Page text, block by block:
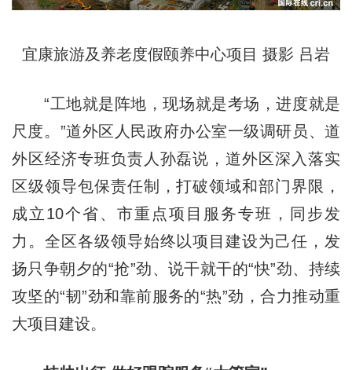
宜康旅游及养老度假颐养中心项目 摄影 吕岩
“工地就是阵地，现场就是考场，进度就是
尺度。”道外区人民政府办公室一级调研员、道
外区经济专班负责人孙磊说，道外区深入落实
区级领导包保责任制，打破领域和部门界限，
成立10个省、市重点项目服务专班，同步发
力。全区各级领导始终以项目建设为己任，发
扬只争朝夕的“抢”劲、说干就干的“快”劲、持续
攻坚的“韧”劲和靠前服务的“热”劲，合力推动重
大项目建设。